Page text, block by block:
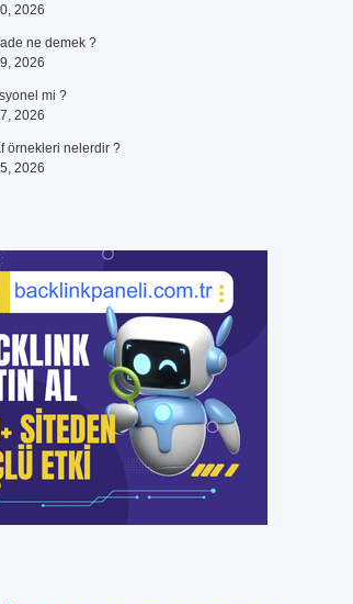
2026
ne demek ?
2026
mi ?
2026
örnekleri nelerdir ?
2026